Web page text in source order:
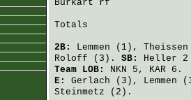
Burkart rf
Totals
2B: Lemmen (1), Theissen
Roloff (3). SB: Heller
Team LOB:
NKN 5, KAR 6.
E: Gerlach (3), Lemmen
Steinmetz (2).